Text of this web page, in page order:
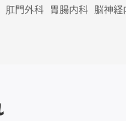
肛門外科 胃腸内科 脳神経